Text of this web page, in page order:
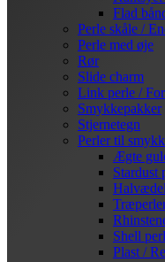
Flad
Perle skåle /
Perle med øje
Rør
Slide charm
Link perle /
Smykkepakker
Stjernetegn
Perler til
Ægte
Stardust
Shell
Plast /